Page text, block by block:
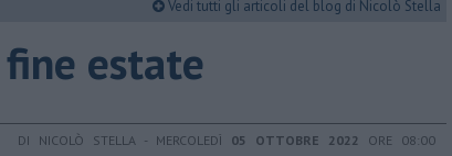
Vedi tutti gli articoli del blog di Nicolò Stella
estate
DI NICOLÒ STELLA - MERCOLEDÌ 05 OTTOBRE 2022 ORE 08:00